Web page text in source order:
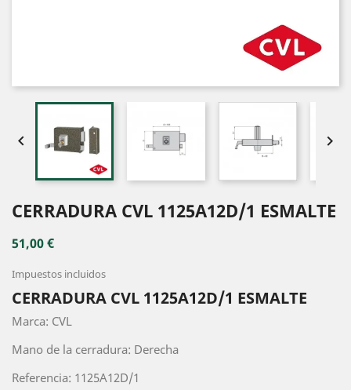
 
CERRADURA CVL 1125A12D/1 ESMALTE
51,00 €
Impuestos incluidos
CERRADURA CVL 1125A12D/1 ESMALTE
Marca: CVL
Mano de la cerradura: Derecha
Referencia: 1125A12D/1